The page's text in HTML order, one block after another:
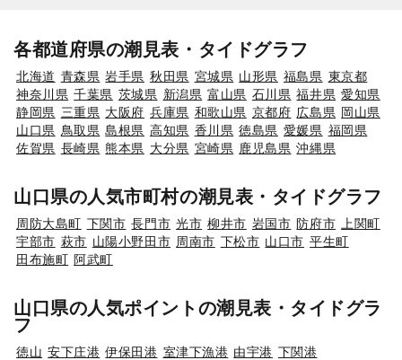
各都道府県の潮見表・タイドグラフ
北海道 青森県 岩手県 秋田県 宮城県 山形県 福島県 東京都
神奈川県 千葉県 茨城県 新潟県 富山県 石川県 福井県 愛知県
静岡県 三重県 大阪府 兵庫県 和歌山県 京都府 広島県 岡山県
山口県 鳥取県 島根県 高知県 香川県 徳島県 愛媛県 福岡県
佐賀県 長崎県 熊本県 大分県 宮崎県 鹿児島県 沖縄県
山口県の人気市町村の潮見表・タイドグラフ
周防大島町 下関市 長門市 光市 柳井市 岩国市 防府市
上関町
宇部市 萩市 山陽小野田市 周南市 下松市 山口市 平生町
田布施町 阿武町
山口県の人気ポイントの潮見表・タイドグラ
フ
徳山 安下庄港 伊保田港 室津下漁港 由宇港 下関港